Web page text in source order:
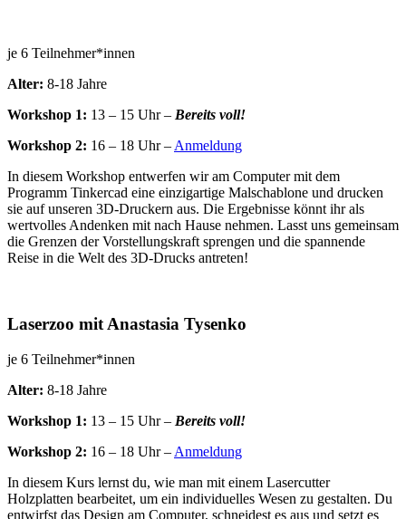
je 6 Teilnehmer*innen
Alter: 8-18 Jahre
Workshop 1: 13 – 15 Uhr – Bereits voll!
Workshop 2: 16 – 18 Uhr – Anmeldung
In diesem Workshop entwerfen wir am Computer mit dem
Programm Tinkercad eine einzigartige Malschablone und drucken
sie auf unseren 3D-Druckern aus. Die Ergebnisse könnt ihr als
wertvolles Andenken mit nach Hause nehmen. Lasst uns gemeinsam
die Grenzen der Vorstellungskraft sprengen und die spannende
Reise in die Welt des 3D-Drucks antreten!
Laserzoo mit Anastasia Tysenko
je 6 Teilnehmer*innen
Alter: 8-18 Jahre
Workshop 1: 13 – 15 Uhr – Bereits voll!
Workshop 2: 16 – 18 Uhr – Anmeldung
In diesem Kurs lernst du, wie man mit einem Lasercutter
Holzplatten bearbeitet, um ein individuelles Wesen zu gestalten. Du
entwirfst das Design am Computer, schneidest es aus und setzt es